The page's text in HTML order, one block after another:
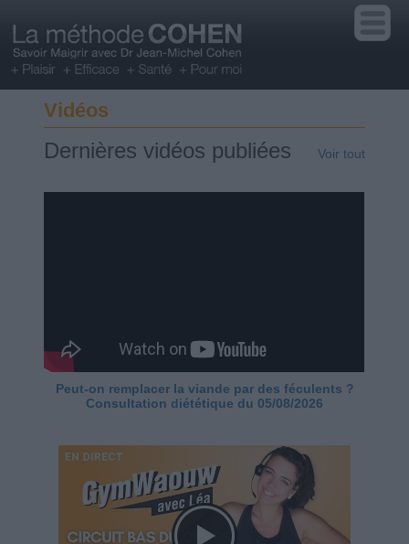
Vidéos
Dernières vidéos publiées Voir tout
Peut-on remplacer la viande par des féculents ?
Consultation diététique du 05/08/2026